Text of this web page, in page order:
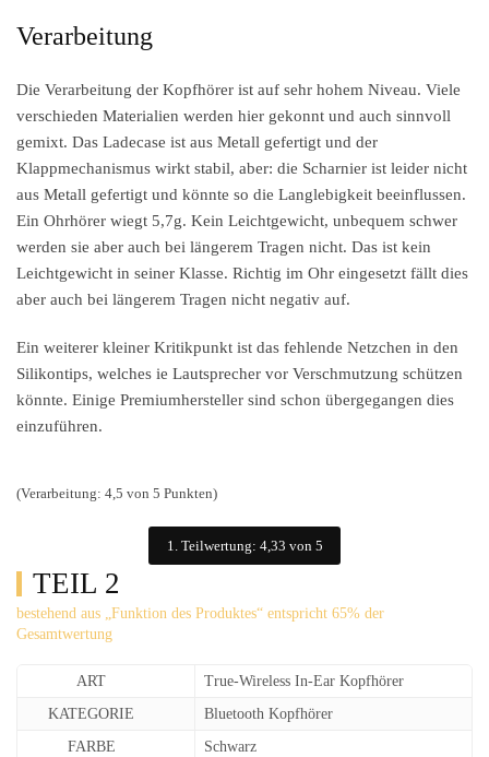
Verarbeitung
Die Verarbeitung der Kopfhörer ist auf sehr hohem Niveau. Viele
verschieden Materialien werden hier gekonnt und auch sinnvoll
gemixt. Das Ladecase ist aus Metall gefertigt und der
Klappmechanismus wirkt stabil, aber: die Scharnier ist leider nicht
aus Metall gefertigt und könnte so die Langlebigkeit beeinflussen.
Ein Ohrhörer wiegt 5,7g. Kein Leichtgewicht, unbequem schwer
werden sie aber auch bei längerem Tragen nicht. Das ist kein
Leichtgewicht in seiner Klasse. Richtig im Ohr eingesetzt fällt dies
aber auch bei längerem Tragen nicht negativ auf.
Ein weiterer kleiner Kritikpunkt ist das fehlende Netzchen in den
Silikontips, welches ie Lautsprecher vor Verschmutzung schützen
könnte. Einige Premiumhersteller sind schon übergegangen dies
einzuführen.
(Verarbeitung: 4,5 von 5 Punkten)
1. Teilwertung: 4,33 von 5
TEIL 2
bestehend aus „Funktion des Produktes“ entspricht 65% der
Gesamtwertung
ART
True-Wireless In-Ear Kopfhörer
KATEGORIE
Bluetooth Kopfhörer
FARBE
Schwarz